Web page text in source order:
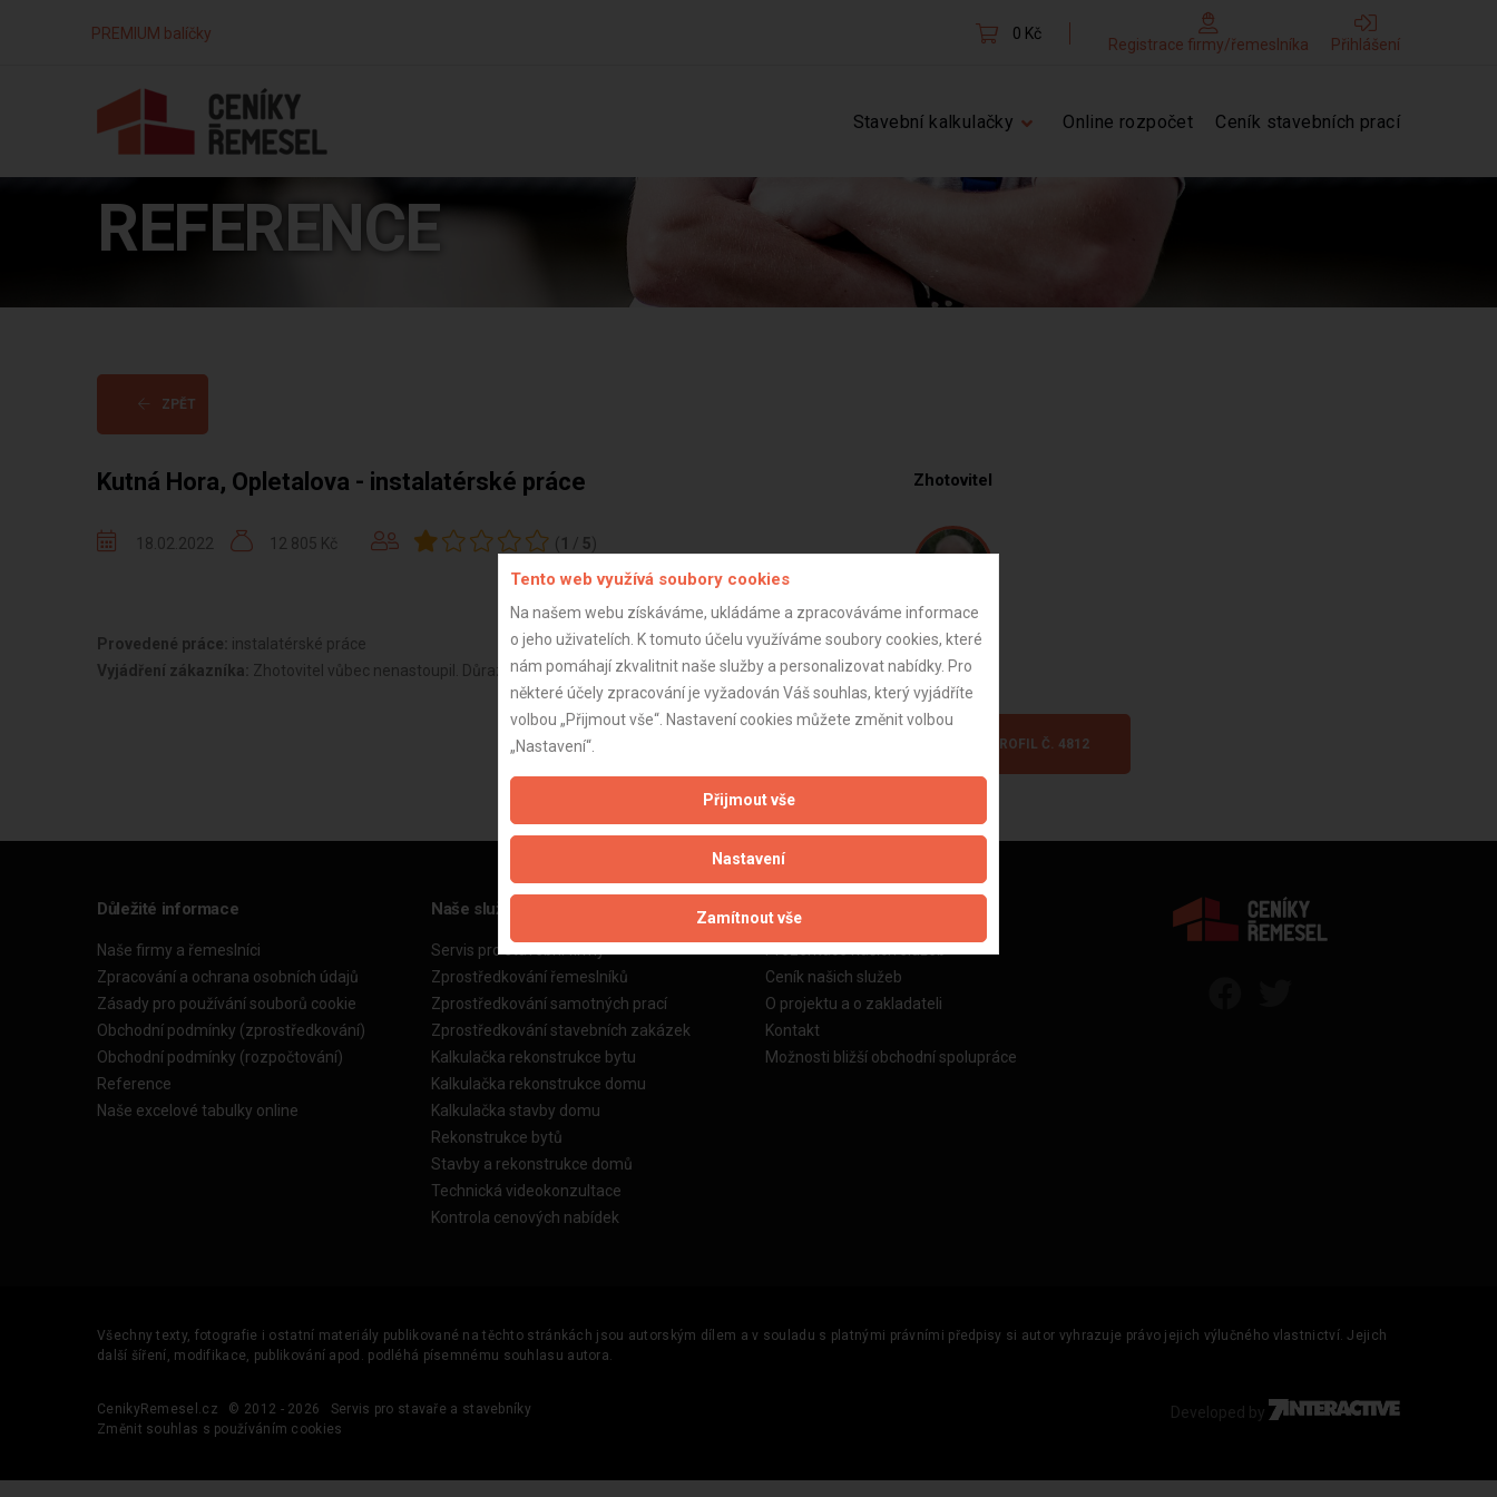
PREMIUM balíčky 0 Kč
Registrace firmy/řemeslníka Přihlášení
Stavební kalkulačky Online rozpočet Ceník stavebních prací
REFERENCE
ZPĚT
Kutná Hora, Opletalova - instalatérské práce
18.02.2022 12 805 Kč ( 1 / 5)
Provedené práce: instalatérské práce
Vyjádření zákazníka: Zhotovitel vůbec nenastoupil. Důrazně nedoporučujeme.
Zhotovitel
Oskar G.
Jednatel
ZOBRAZIT PROFIL Č. 4812
Důležité informace
Naše firmy a řemeslníci
Zpracování a ochrana osobních údajů
Zásady pro používání souborů cookie
Obchodní podmínky (zprostředkování)
Obchodní podmínky (rozpočtování)
Reference
Naše excelové tabulky online
Naše služby
Servis pro stavební firmy
Zprostředkování řemeslníků
Zprostředkování samotných prací
Zprostředkování stavebních zakázek
Kalkulačka rekonstrukce bytu
Kalkulačka rekonstrukce domu
Kalkulačka stavby domu
Rekonstrukce bytů
Stavby a rekonstrukce domů
Technická videokonzultace
Kontrola cenových nabídek
Informace o nás
Ceník našich služeb
O projektu a o zakladateli
Kontakt
Možnosti bližší obchodní spolupráce
Všechny texty, fotografie i ostatní materiály publikované na těchto stránkách jsou autorským dílem a v souladu s platnými právními předpisy si autor vyhrazuje právo jejich výlučného vlastnictví. Jejich
další šíření, modifikace, publikování apod. podléhá písemnému souhlasu autora.
CenikyRemesel.cz © 2012 - 2026
Servis pro stavaře a stavebníky
Změnit souhlas s používáním cookies
Developed by
Tento web využívá soubory cookies
Na našem webu získáváme, ukládáme a zpracováváme informace
o jeho uživatelích. K tomuto účelu využíváme soubory cookies, které
nám pomáhají zkvalitnit naše služby a personalizovat nabídky. Pro
některé účely zpracování je vyžadován Váš souhlas, který vyjádříte
volbou „Přijmout vše“. Nastavení cookies můžete změnit volbou
„Nastavení“.
Přijmout vše
Nastavení
Zamítnout vše